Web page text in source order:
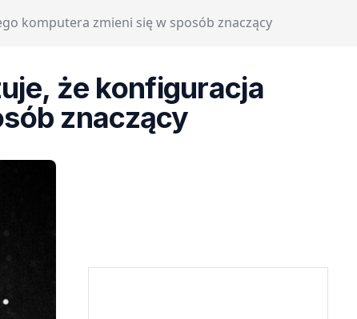
komputera zmieni się w sposób znaczący
że konfiguracja
znaczący